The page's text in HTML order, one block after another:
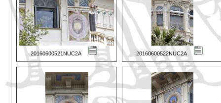
20160600521NUC2A 20160600522NUC2A